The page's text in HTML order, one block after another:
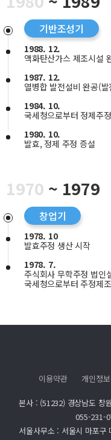
기반조성기
1988. 12.
액화탄산가스 제조시설
1987. 12.
열병합 발전설비 완공(
1984. 10.
국세청으로부터 정제주
1980. 10.
발효, 정제 주정 증설
1970 ~ 1979
창업기
1978. 10
발효주정 생산 시작
1978. 7.
주식회사 무학주정 법인
국세청으로부터 주정제
이용약관 개인정
본사 : (51232) 경상남도 창
055-231-
서울사무소 : 서울시 마포구